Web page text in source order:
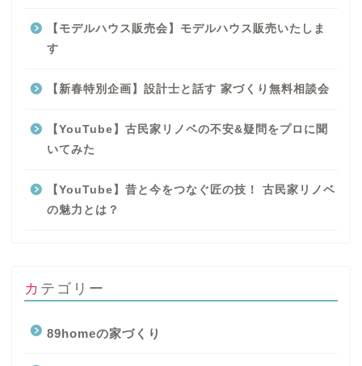
【モデルハウス販売会】モデルハウス販売いたしま
す
【新春特別企画】設計士と話す 家づくり無料相談会
【YouTube】古民家リノベの不安&疑問をプロに聞
いてみた
【YouTube】昔と今をつなぐ匠の技！ 古民家リノベ
の魅力とは？
カテゴリー
89homeの家づくり